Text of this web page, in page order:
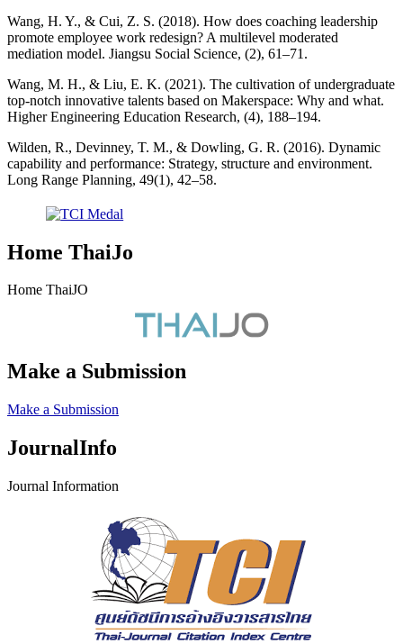
Wang, H. Y., & Cui, Z. S. (2018). How does coaching leadership
promote employee work redesign? A multilevel moderated
mediation model. Jiangsu Social Science, (2), 61–71.
Wang, M. H., & Liu, E. K. (2021). The cultivation of undergraduate
top-notch innovative talents based on Makerspace: Why and what.
Higher Engineering Education Research, (4), 188–194.
Wilden, R., Devinney, T. M., & Dowling, G. R. (2016). Dynamic
capability and performance: Strategy, structure and environment.
Long Range Planning, 49(1), 42–58.
Home ThaiJo
Home ThaiJO
Make a Submission
Make a Submission
JournalInfo
Journal Information